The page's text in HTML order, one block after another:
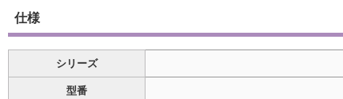
仕様
シリーズ
型番